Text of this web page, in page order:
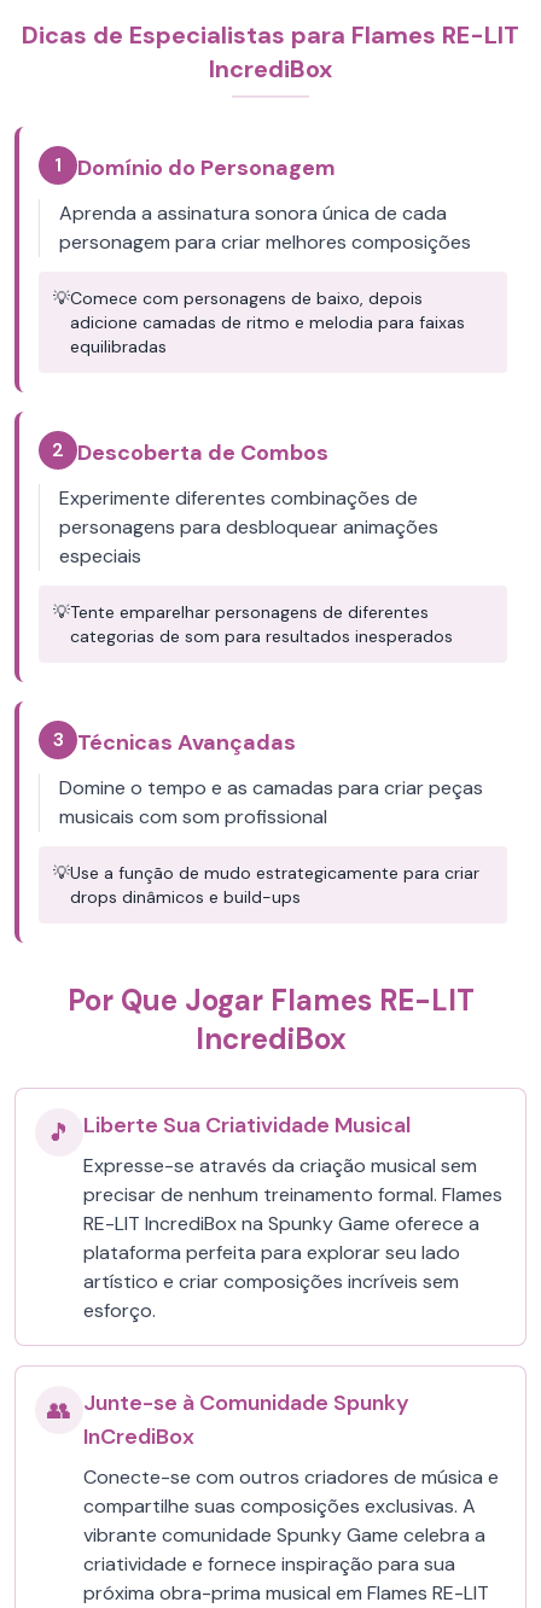
Dicas de Especialistas para Flames RE-LIT
IncrediBox
1 Domínio do Personagem
Aprenda a assinatura sonora única de cada
personagem para criar melhores composições
💡Comece com personagens de baixo, depois
adicione camadas de ritmo e melodia para faixas
equilibradas
2 Descoberta de Combos
Experimente diferentes combinações de
personagens para desbloquear animações
especiais
💡Tente emparelhar personagens de diferentes
categorias de som para resultados inesperados
3 Técnicas Avançadas
Domine o tempo e as camadas para criar peças
musicais com som profissional
💡Use a função de mudo estrategicamente para criar
drops dinâmicos e build-ups
Por Que Jogar Flames RE-LIT
IncrediBox
🎵 Liberte Sua Criatividade Musical
Expresse-se através da criação musical sem
precisar de nenhum treinamento formal. Flames
RE-LIT IncrediBox na Spunky Game oferece a
plataforma perfeita para explorar seu lado
artístico e criar composições incríveis sem
esforço.
👥 Junte-se à Comunidade Spunky
InCrediBox
Conecte-se com outros criadores de música e
compartilhe suas composições exclusivas. A
vibrante comunidade Spunky Game celebra a
criatividade e fornece inspiração para sua
próxima obra-prima musical em Flames RE-LIT